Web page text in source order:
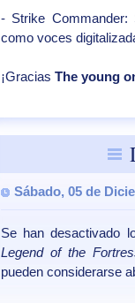
- Strike
como voces
¡Gracias The young
Sábado, 05 de
Se han desactivado
Legend of the
pueden considerarse